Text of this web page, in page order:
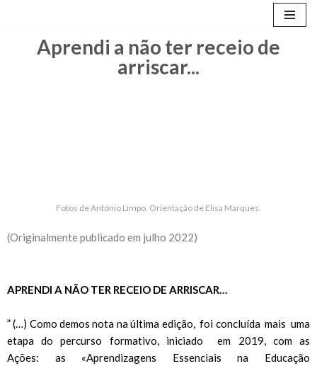
AvançarAprendi a não ter receio de
arriscar...
Fotos de António Limpo. Orientação de Elisa Marques.
(Originalmente publicado em julho 2022)
APRENDI A NÃO TER RECEIO DE ARRISCAR…
” (…) Como demos nota na última edição, foi concluída mais uma
etapa do percurso formativo, iniciado em 2019, com as
Ações: as «Aprendizagens Essenciais na Educação